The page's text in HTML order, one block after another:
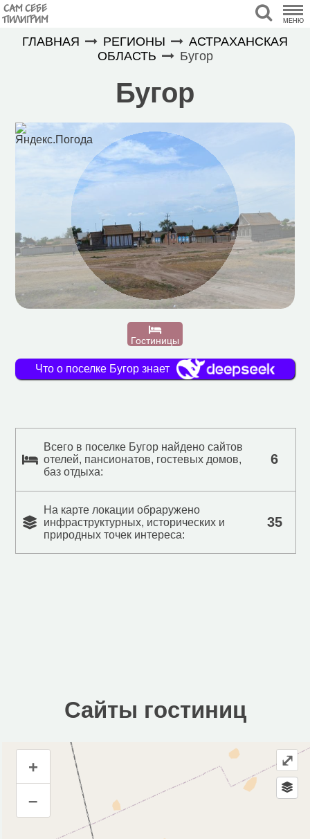
САМ СЕБЕ
ПИЛИГРИМ МЕНЮ
ГЛАВНАЯ РЕГИОНЫ
АСТРАХАНСКАЯ
ОБЛАСТЬ
Бугор
Бугор
Гостиницы
Что о поселке Бугор знает
Всего в поселке Бугор найдено сайтов
отелей, пансионатов, гостевых домов,
баз отдыха:
6
На карте локации обраружено
инфраструктурных, исторических и
природных точек интереса:
35
Сайты гостиниц
Сайты гостиниц
Инфраструктура
Автозаправочная станция (1)
+
–
⤢